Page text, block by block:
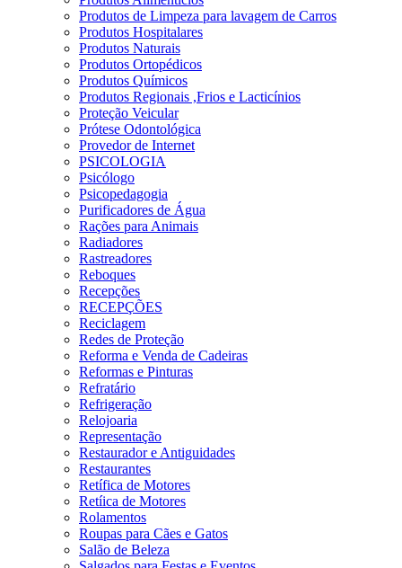
Produtos de Limpeza para lavagem de Carros
Produtos Hospitalares
Produtos Naturais
Produtos Ortopédicos
Produtos Químicos
Produtos Regionais ,Frios e Lacticínios
Proteção Veicular
Prótese Odontológica
Provedor de Internet
PSICOLOGIA
Psicólogo
Psicopedagogia
Purificadores de Água
Rações para Animais
Radiadores
Rastreadores
Reboques
Recepções
RECEPÇÕES
Reciclagem
Redes de Proteção
Reforma e Venda de Cadeiras
Reformas e Pinturas
Refratário
Refrigeração
Relojoaria
Representação
Restaurador e Antiguidades
Restaurantes
Retífica de Motores
Retíica de Motores
Rolamentos
Roupas para Cães e Gatos
Salão de Beleza